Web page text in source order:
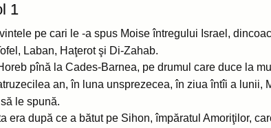
1
pe cari le -a spus Moise întregului Israel,
Laban, Haţerot şi Di-Zahab.
pînă la Cades-Barnea, pe drumul care duce la
an, în luna unsprezecea, în ziua întîi a
le spună.
era după ce a bătut pe Sihon, împăratul Amoriţilor,